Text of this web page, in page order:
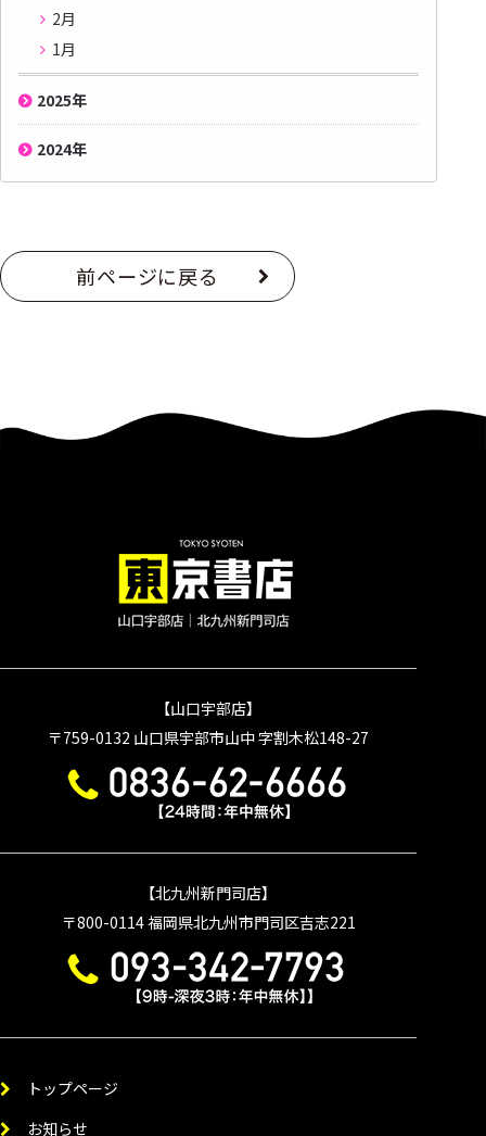
2月
1月
2025年
2024年
前ページに戻る
【山口宇部店】
〒759-0132 山口県宇部市山中 字割木松148-27
【北九州新門司店】
〒800-0114福岡県北九州市門司区吉志221
トップページ
お知らせ